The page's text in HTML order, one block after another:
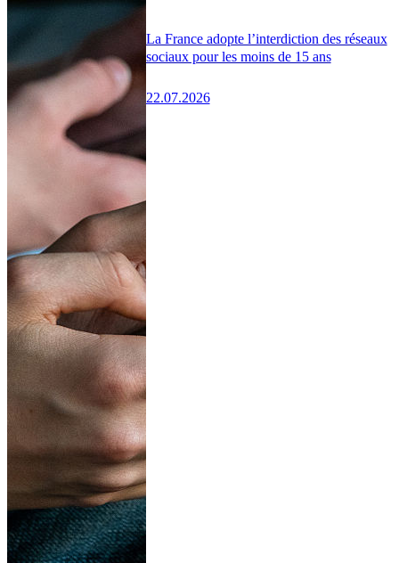
La France adopte l’interdiction des réseaux
sociaux pour les moins de 15 ans
22.07.2026